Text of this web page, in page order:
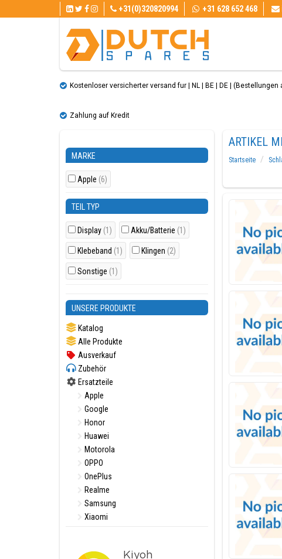
+31(0)320820994 +31 628 652 468
Kostenloser versicherter versand fur | NL | BE | DE | (Bestellungen
Zahlung auf Kredit
MARKE
Apple (6)
TEIL TYP
Display (1) Akku/Batterie (1)
Klebeband (1) Klingen (2)
Sonstige (1)
UNSERE PRODUKTE
Katalog
Alle Produkte
Ausverkauf
Zubehör
Ersatzteile
Apple
Google
Honor
Huawei
Motorola
OPPO
OnePlus
Realme
Samsung
Xiaomi
ARTIKEL
Startseite